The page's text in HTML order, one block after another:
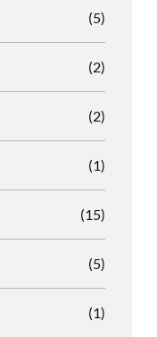
(5)
(2)
(2)
(1)
(15)
(5)
(1)